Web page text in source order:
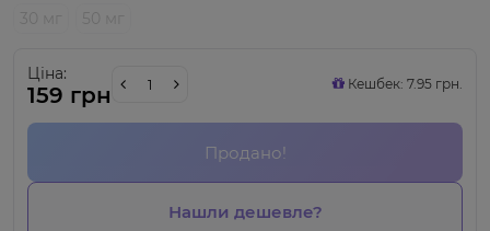
Ціна:
159 грн Кешбек: 7.95 грн.
Продано!
Нашли дешевле?